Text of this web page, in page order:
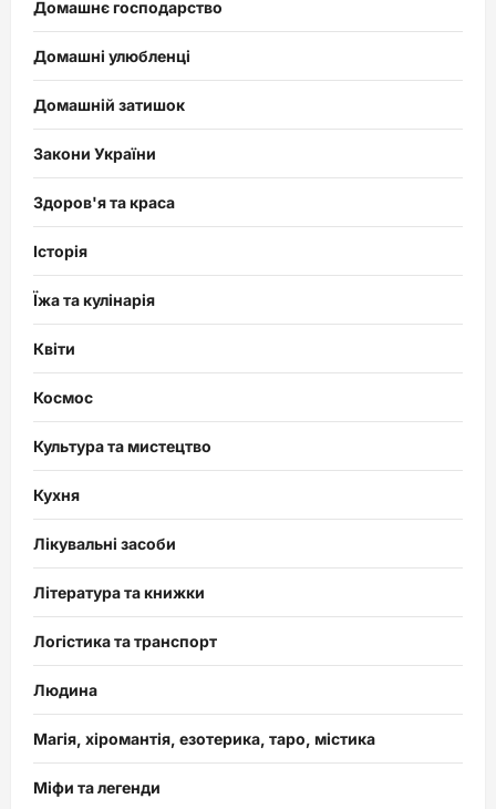
Домашнє господарство
Домашні улюбленці
Домашній затишок
Закони України
Здоров'я та краса
Історія
Їжа та кулінарія
Квіти
Космос
Культура та мистецтво
Кухня
Лікувальні засоби
Література та книжки
Логістика та транспорт
Людина
Магія, хіромантія, езотерика, таро, містика
Міфи та легенди